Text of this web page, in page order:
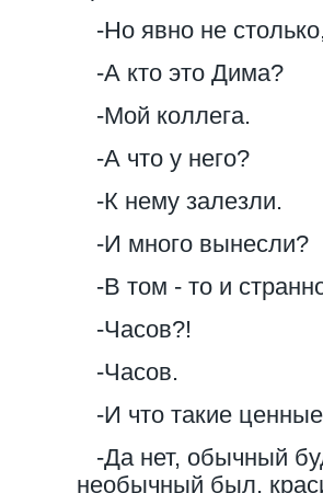
-Но явно не
-А кто это Дима?
-Мой коллега.
-А что у него?
-К нему залезли.
-И много вынесли?
-В том - то и
-Часов?!
-Часов.
-И что такие
-Да нет, обычный
необычный был,